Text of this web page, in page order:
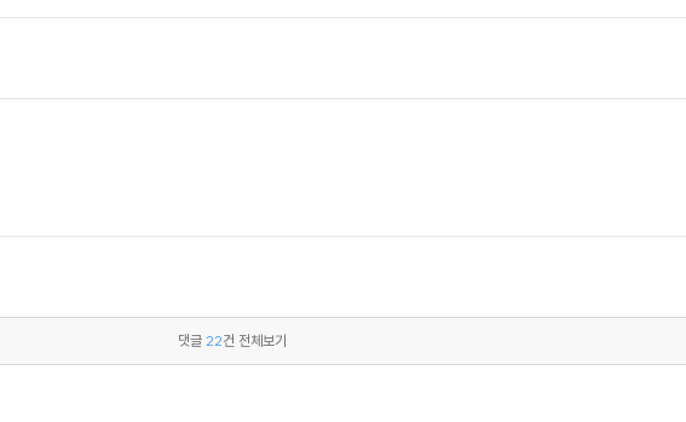
댓글 22건 전체보기